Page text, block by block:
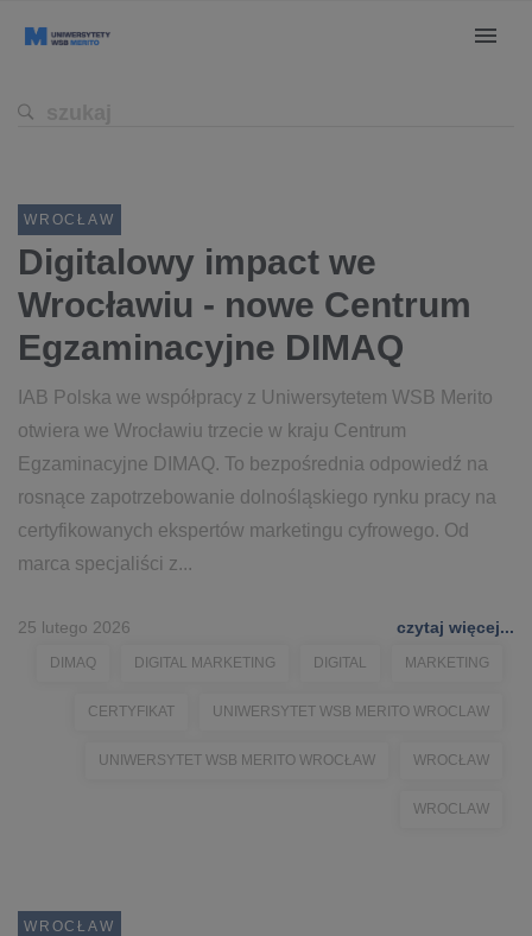
WROCŁAW
Digitalowy impact we
Wrocławiu - nowe Centrum
Egzaminacyjne DIMAQ
IAB Polska we współpracy z Uniwersytetem WSB Merito
otwiera we Wrocławiu trzecie w kraju Centrum
Egzaminacyjne DIMAQ. To bezpośrednia odpowiedź na
rosnące zapotrzebowanie dolnośląskiego rynku pracy na
certyfikowanych ekspertów marketingu cyfrowego. Od
marca specjaliści z...
25 lutego 2026 czytaj więcej...
DIMAQ DIGITAL MARKETING DIGITAL MARKETING
CERTYFIKAT UNIWERSYTET WSB MERITO WROCLAW
UNIWERSYTET WSB MERITO WROCŁAW WROCŁAW
WROCLAW
WROCŁAW